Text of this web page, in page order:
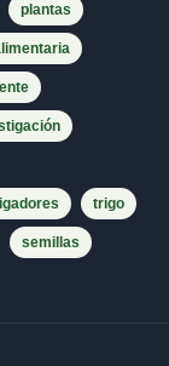
plantas
trigo
semillas